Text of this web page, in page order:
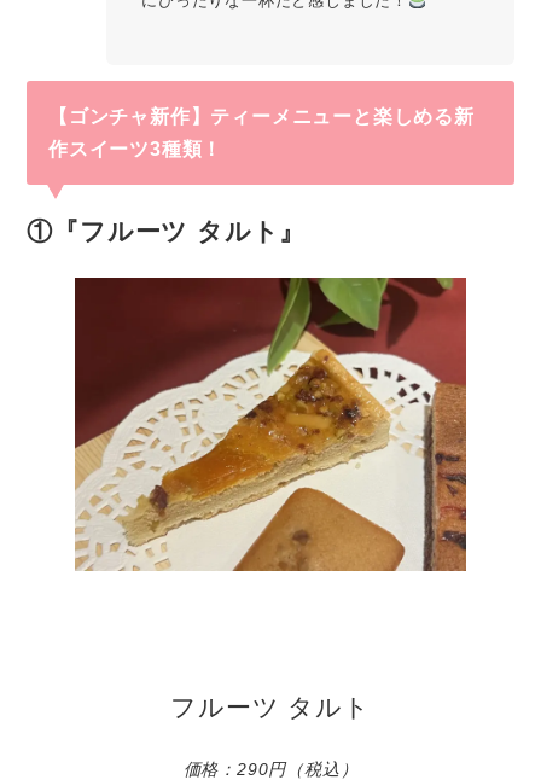
【ゴンチャ新作】ティーメニューと楽しめる新
作スイーツ3種類！
①『フルーツ タルト』
フルーツ タルト
価格：290円（税込）